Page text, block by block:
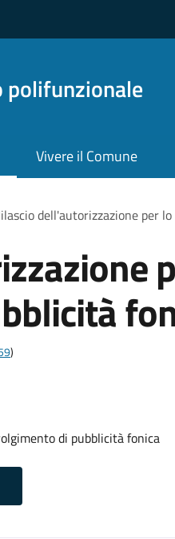
Vivere il Comune
dell'autorizzazione per
)
di pubblicità fonica